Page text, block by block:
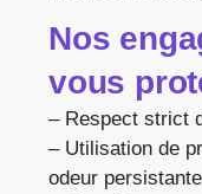
Nos
vous
– Respect strict
– Utilisation de
odeur persistante